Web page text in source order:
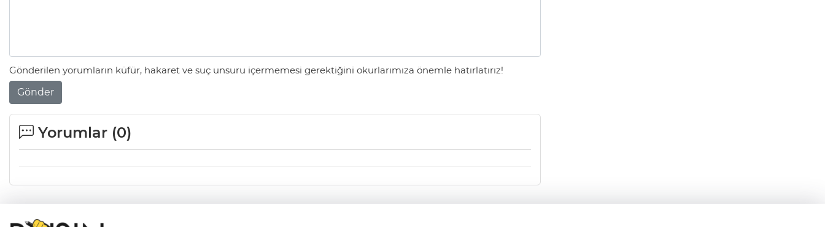
Gönderilen yorumların küfür, hakaret ve suç unsuru içermemesi gerektiğini okurlarımıza önemle hatırlatırız!
Gönder
Yorumlar (0)